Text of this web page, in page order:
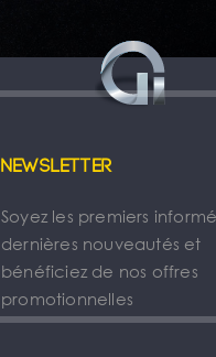
Newsletter
Soyez les premiers
dernières nouveautés et
bénéficiez de nos offres
promotionnelles